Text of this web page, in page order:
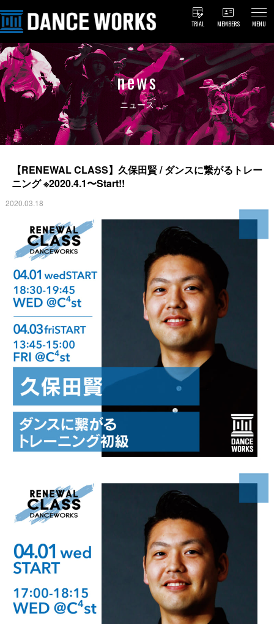
TRIAL MEMBERS MENU
news
ニュース
【RENEWAL CLASS】久保田賢 / ダンスに繋がるトレー
ニング ※2020.4.1〜Start!!
2020.03.18